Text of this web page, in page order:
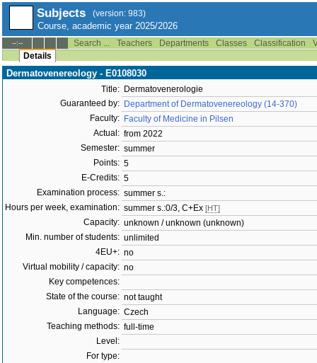
Subjects (version: 983)
Course, academic year 2025/2026
--:-- Search ... Teachers Departments Classes Classification
Details
Dermatovenereology - E0108030
Title: Dermatovenerologie
Guaranteed by: Department of Dermatovenereology (14-370)
Faculty: Faculty of Medicine in Pilsen
Actual: from 2022
Semester: summer
Points: 5
E-Credits: 5
Examination process: summer s.:
Hours per week, examination: summer s.:0/3, C+Ex [HT]
Capacity: unknown / unknown (unknown)
Min. number of students: unlimited
4EU+: no
Virtual mobility / capacity: no
Key competences:
State of the course: not taught
Language: Czech
Teaching methods: full-time
Level:
For type: